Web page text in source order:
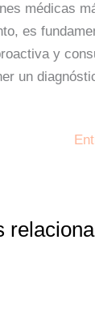
médicas
es
y
un